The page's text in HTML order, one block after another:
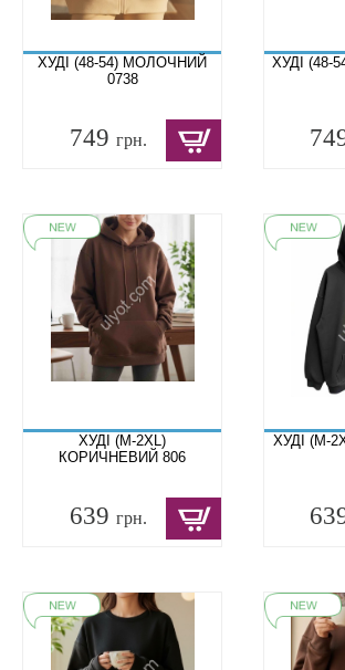
ХУДІ (48-54) МОЛОЧНИЙ
0738
749 грн.
ХУДІ (48-
ХУДІ (M-2XL)
КОРИЧНЕВИЙ 806
639 грн.
ХУДІ (M-